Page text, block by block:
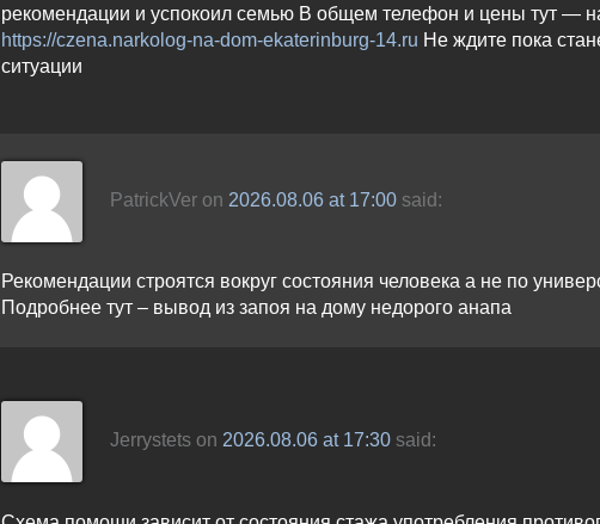
рекомендации и успокоил семью В общем телефон и цены тут —
https://czena.narkolog-na-dom-ekaterinburg-14.ru Не ждите пока
ситуации
PatrickVeron 2026.08.06 at 17:00 said:
Рекомендации строятся вокруг состояния человека а не по
Подробнее тут – вывод из запоя на дому недорого анапа
Jerrystetson 2026.08.06 at 17:30 said: